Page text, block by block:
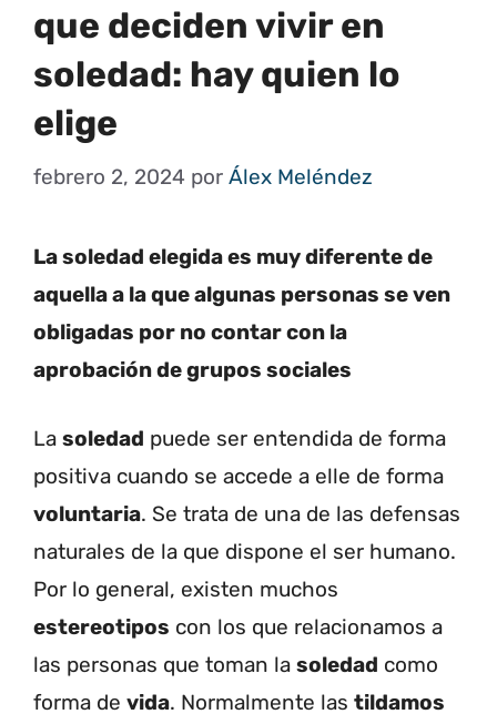
que deciden vivir en
soledad: hay quien lo
elige
febrero 2, 2024 por Álex Meléndez
La soledad elegida es muy diferente de
aquella a la que algunas personas se ven
obligadas por no contar con la
aprobación de grupos sociales
La soledad puede ser entendida de forma
positiva cuando se accede a elle de forma
voluntaria. Se trata de una de las defensas
naturales de la que dispone el ser humano.
Por lo general, existen muchos
estereotipos con los que relacionamos a
las personas que toman la soledad como
forma de vida. Normalmente las tildamos